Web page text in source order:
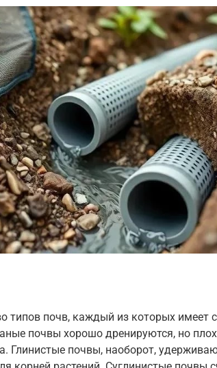
типов почв, каждый из которых имеет
почвы хорошо дренируются, но
Глинистые почвы, наоборот,